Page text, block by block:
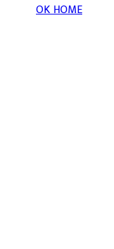
OK HOME